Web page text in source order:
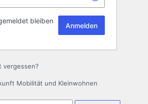
bleiben
vergessen?
Mobilität und Kleinwohnen